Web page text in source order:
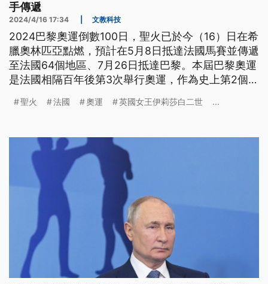
手傳遞
2024/4/16 17:34 文教科技
2024巴黎奧運倒數100日，聖火已於今（16）日在希
臘奧林匹亞點燃，預計在5月8日抵達法國馬賽並傳遞
至法國64個地區、7月26日抵達巴黎。本屆巴黎奧運
是法國相隔百年後第3次舉行奧運，作為史上第2個奧
火傳遞的路線與成員安排上也耗費心思。
聖火 法國 奧運 英國女王伊莉莎白二世 ...